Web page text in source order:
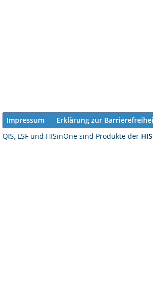
Impressum
Erklärung zur
QIS, LSF und HISinOne sind Produkte der HIS